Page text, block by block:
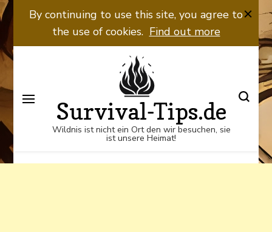
Wildnis ist nicht ein Ort den wir
besuchen, sie ist unsere Heimat!
By continuing to use this site, you agree to
the use of cookies. Find out more
Survival-Tips.de
Wildnis ist nicht ein Ort den wir besuchen, sie
ist unsere Heimat!